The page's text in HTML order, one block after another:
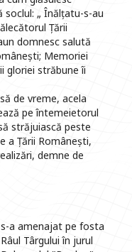
soclul: „ Înălțatu-s-au
Țării
domnesc salută
Memoriei
gloriei străbune îi
de vreme, acela
pe întemeietorul
străjuiască peste
a Țării Românești,
demne de
a amenajat pe fosta
Târgului în jurul